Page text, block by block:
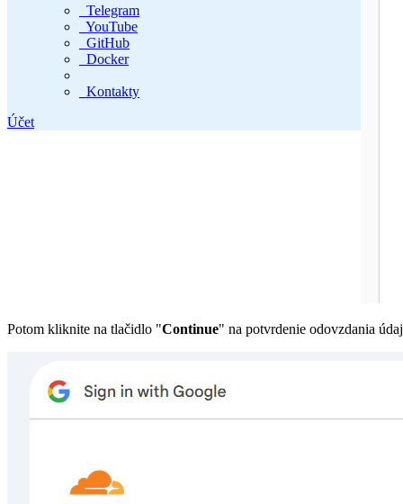
Telegram
YouTube
GitHub
Docker
Kontakty
Účet
Potom kliknite na tlačidlo "Continue" na potvrdenie odovzdania